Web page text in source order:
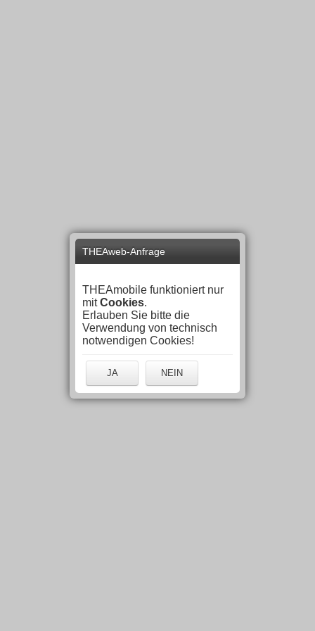
THEAweb-Anfrage
THEAmobile funktioniert nur
mitCookies.
Erlauben Sie bitte die
Verwendung von technisch
notwendigen Cookies!
JA NEIN